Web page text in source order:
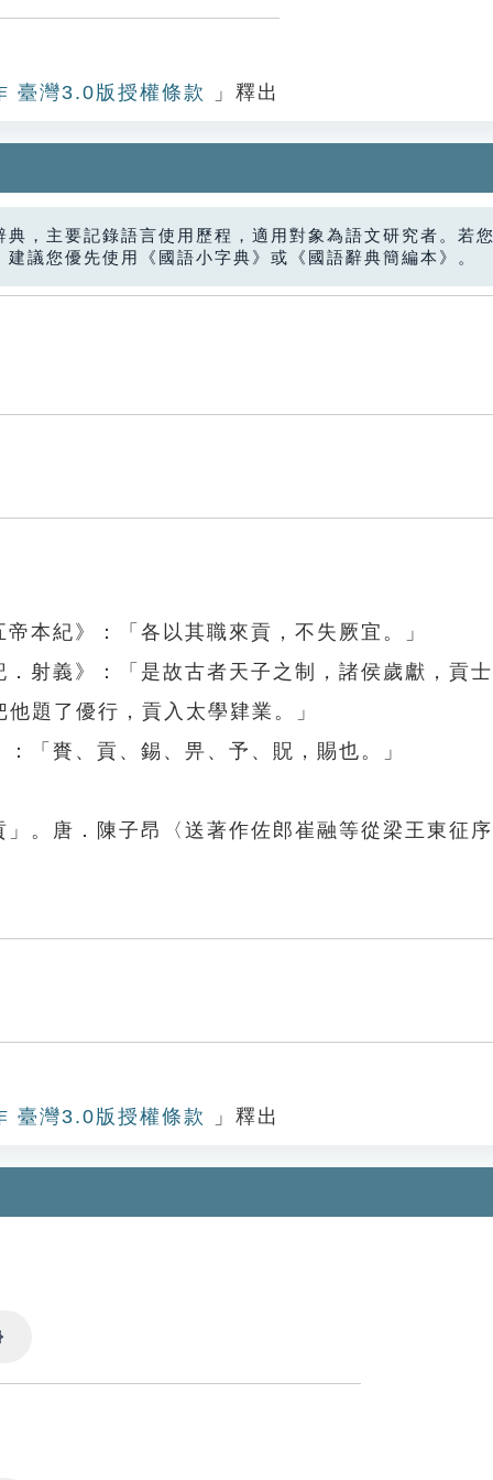
臺灣3.0版授權條款 」釋出
典，主要記錄語言使用歷程，適用對象為語文研究者。若
議您優先使用《國語小字典》或《國語辭典簡編本》。
本紀》：「各以其職來貢，不失厥宜。」
射義》：「是故古者天子之制，諸侯歲獻，貢
題了優行，貢入太學肄業。」
「賚、貢、錫、畀、予、貺，賜也。」
。唐．陳子昂〈送著作佐郎崔融等從梁王東征
臺灣3.0版授權條款 」釋出